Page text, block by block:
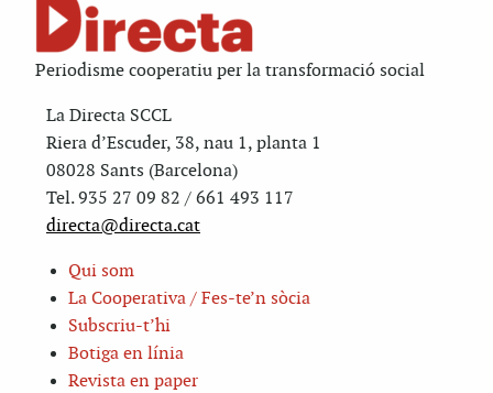
Periodisme cooperatiu per la transformació social
La Directa SCCL
Riera d’Escuder, 38, nau 1, planta 1
08028 Sants (Barcelona)
Tel. 935 27 09 82 / 661 493 117
directa@directa.cat
Qui som
La Cooperativa / Fes-te’n sòcia
Subscriu-t’hi
Botiga en línia
Revista en paper